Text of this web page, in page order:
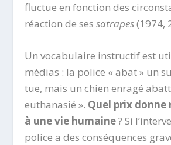
fluctue en fonction des
réaction de sessatrapes(1974,
Un vocabulaire instructif est
médias : la police « abat » un
tue, mais un chien enragé
euthanasié ». Quel prix
à une vie humaine? Si
police a des conséquences